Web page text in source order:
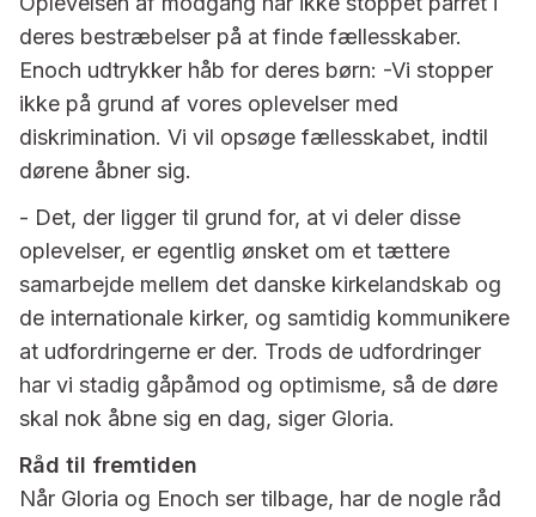
deres bestræbelser på at finde fællesskaber.
Enoch udtrykker håb for deres børn: -Vi stopper
ikke på grund af vores oplevelser med
diskrimination. Vi vil opsøge fællesskabet, indtil
dørene åbner sig.
- Det, der ligger til grund for, at vi deler disse
oplevelser, er egentlig ønsket om et tættere
samarbejde mellem det danske kirkelandskab og
de internationale kirker, og samtidig kommunikere
at udfordringerne er der. Trods de udfordringer
har vi stadig gåpåmod og optimisme, så de døre
skal nok åbne sig en dag, siger Gloria.
Råd til fremtiden
Når Gloria og Enoch ser tilbage, har de nogle råd